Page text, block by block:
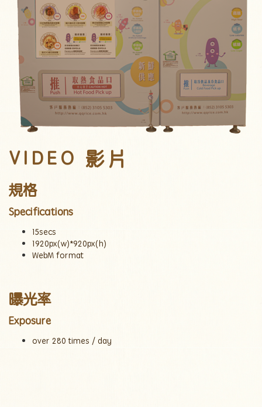
VIDEO 影片
規格
Specifications
15secs
1920px(w)*920px(h)
WebM format
曝光率
Exposure
over 280 times / day